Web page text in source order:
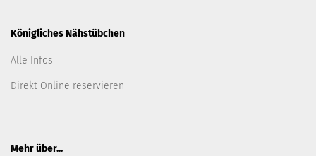
Königliches Nähstübchen
Alle Infos
Direkt Online reservieren
Mehr über...